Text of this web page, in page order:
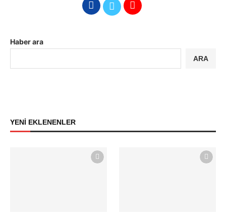
Haber ara
ARA
YENİ EKLENENLER